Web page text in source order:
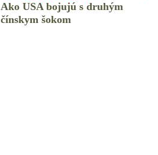
Ako USA bojujú s druhým
čínskym šokom